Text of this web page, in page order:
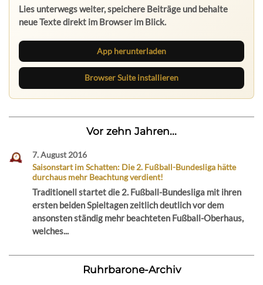
Lies unterwegs weiter, speichere Beiträge und behalte
neue Texte direkt im Browser im Blick.
App herunterladen
Browser Suite installieren
Vor zehn Jahren...
7. August 2016
Saisonstart im Schatten: Die 2. Fußball-Bundesliga hätte
durchaus mehr Beachtung verdient!
Traditionell startet die 2. Fußball-Bundesliga mit ihren
ersten beiden Spieltagen zeitlich deutlich vor dem
ansonsten ständig mehr beachteten Fußball-Oberhaus,
welches...
Ruhrbarone-Archiv